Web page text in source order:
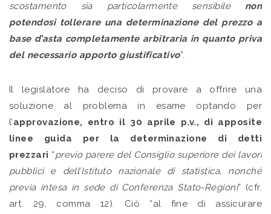
scostamento sia particolarmente sensibile non
potendosi tollerare una determinazione del prezzo a
base d’asta completamente arbitraria in quanto priva
del necessario apporto giustificativo”.
Il legislatore ha deciso di provare a offrire una
soluzione al problema in esame optando per
l’approvazione, entro il 30 aprile p.v., di apposite
linee guida per la determinazione di detti
prezzari “previo parere del Consiglio superiore dei lavori
pubblici e dell’Istituto nazionale di statistica, nonché
previa intesa in sede di Conferenza Stato-Regioni” (cfr.
art. 29, comma 12). Ciò “al fine di assicurare